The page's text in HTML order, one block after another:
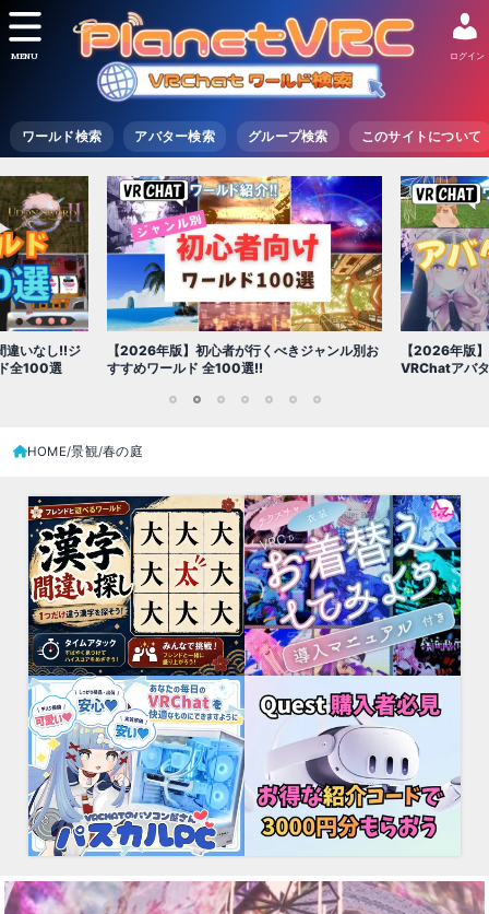
ワールド検索 アバター検索 グループ検索 このサイトについて
ログイン
MENU
ャンル別お
【2026年版】初心者必見!!無料で使える
VRChatアバター（アバターワールド紹介）
【2026年版
世界を味わえ
HOME 景観 春の庭